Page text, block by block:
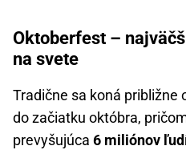
Oktoberfest –
na svete
Tradične sa koná približne
do začiatku októbra,
prevyšujúca 6 miliónov